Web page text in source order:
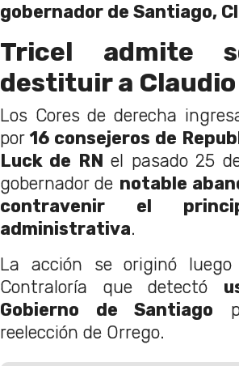
gobernador de Santiago,
Tricel admite
destituir a
Los Cores de derecha
por16 consejeros de
Luck de RN el pasado 25
gobernador de notable
contravenir el
administrativa.
La acción se originó
Contraloría que detectó
Gobierno de Santiago
reelección de Orrego.